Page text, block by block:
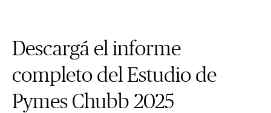
Descargá el informe
completo del Estudio de
Pymes Chubb 2025